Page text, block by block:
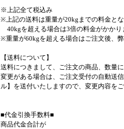
※上記全て税込み
※上記の送料は重量が20kgまでの料金と
40kgを超える場合は3倍の料金がかかり
※重量が60kgを超える場合はご注文後、
【送料について】
送料につきまして、ご注文の商品、数量
変更がある場合は、ご注文受付の自動送
ル】を送付いたしますので、変更内容を
■代金引換手数料■
商品代金合計が